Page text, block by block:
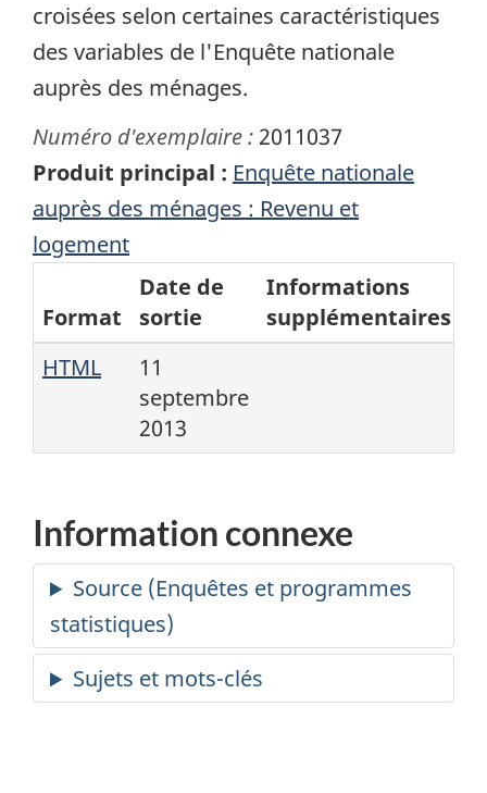
croisées selon certaines caractéristiques
des variables de l'Enquête nationale
auprès des ménages.
Numéro d'exemplaire : 2011037
Produit principal : Enquête nationale
auprès des ménages : Revenu et
logement
Format
Date de
sortie
Informations
supplémentaires
HTML
11
septembre
2013
Information connexe